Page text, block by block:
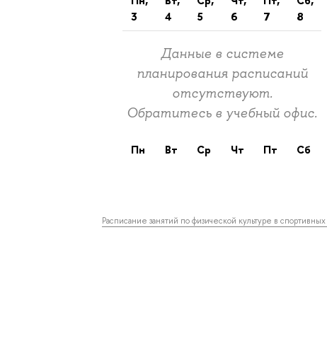
3
4
5
6
7
8
Данные в системе
планирования расписаний
отсутствуют.
Обратитесь в учебный офис.
пн вт ср чт пт сб
Расписание занятий по физической культуре в